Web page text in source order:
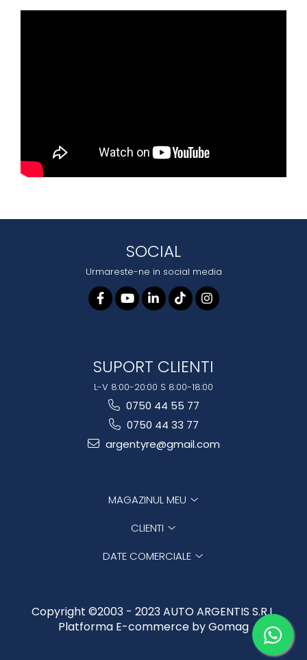
SOCIAL
Urmareste-ne in social media
SUPORT CLIENTI
L-V 8:00-20:00 S 8:00-18:00
0750 44 55 77
0750 44 33 77
argentyre@gmail.com
MAGAZINUL MEU
CLIENTI
DATE COMERCIALE
Copyright ©2003 - 2023 AUTO ARGENTIS S.R.L.
Platforma E-commerce by Gomag